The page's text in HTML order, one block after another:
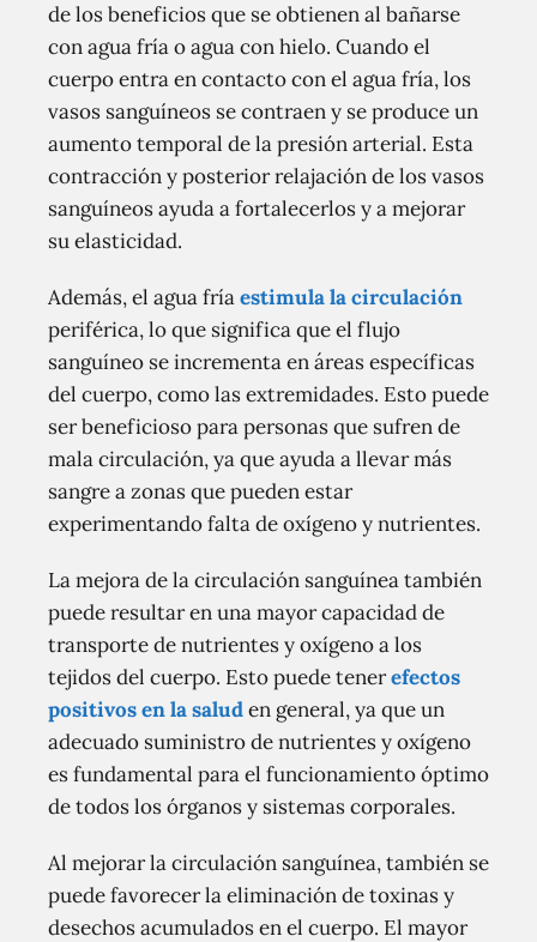
de los beneficios que se obtienen al bañarse
con agua fría o agua con hielo. Cuando el
cuerpo entra en contacto con el agua fría, los
vasos sanguíneos se contraen y se produce un
aumento temporal de la presión arterial. Esta
contracción y posterior relajación de los vasos
sanguíneos ayuda a fortalecerlos y a mejorar
su elasticidad.
Además, el agua fríaestimula la circulación
periférica, lo que significa que el flujo
sanguíneo se incrementa en áreas específicas
del cuerpo, como las extremidades. Esto puede
ser beneficioso para personas que sufren de
mala circulación, ya que ayuda a llevar más
sangre a zonas que pueden estar
experimentando falta de oxígeno y nutrientes.
La mejora de la circulación sanguínea también
puede resultar en una mayor capacidad de
transporte de nutrientes y oxígeno a los
tejidos del cuerpo. Esto puede tenerefectos
positivos en la saluden general, ya que un
adecuado suministro de nutrientes y oxígeno
es fundamental para el funcionamiento óptimo
de todos los órganos y sistemas corporales.
Al mejorar la circulación sanguínea, también se
puede favorecer la eliminación de toxinas y
desechos acumulados en el cuerpo. El mayor